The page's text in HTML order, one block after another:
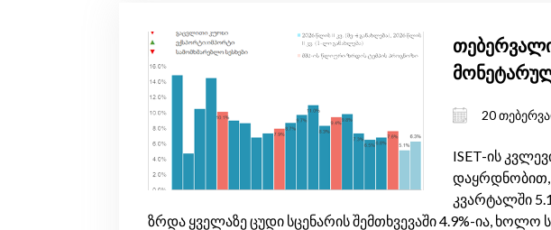
20
ISET-ის
კვარტალში
ზრდა ყველაზე ცუდი სცენარის შემთხვევაში 4.9%-ია, ხოლო